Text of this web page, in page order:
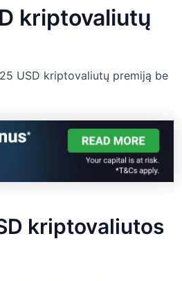
kriptovaliutų
USD kriptovaliutų premiją be
kriptovaliutos